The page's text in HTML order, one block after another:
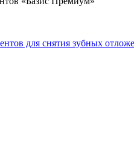
для снятия зубных